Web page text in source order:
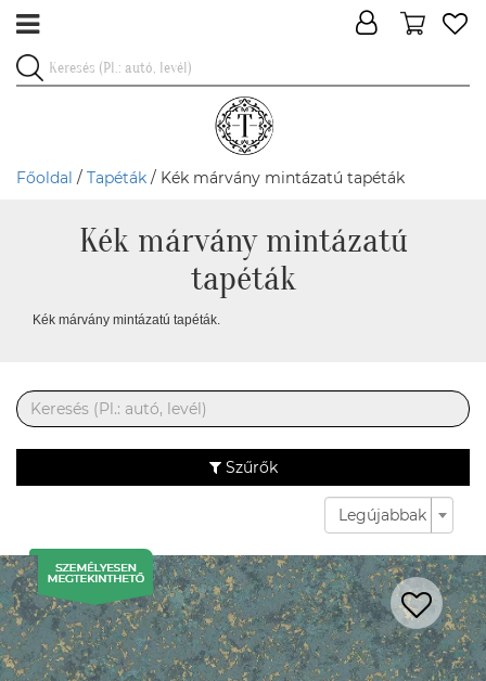
Főoldal / Tapéták / Kék márvány mintázatú tapéták
Kék márvány mintázatú
tapéták
Kék márvány mintázatú tapéták.
Szűrők
Legújabbak